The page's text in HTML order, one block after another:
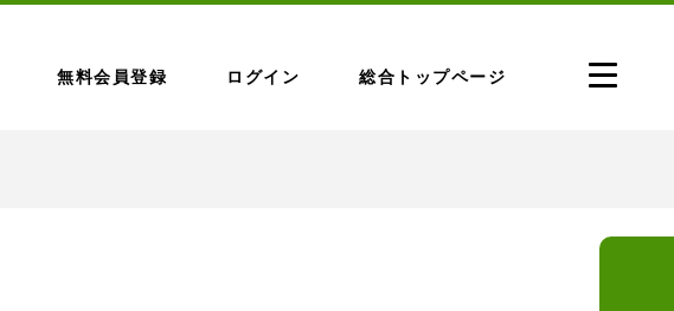
無料会員登録 ログイン 総合トップページ